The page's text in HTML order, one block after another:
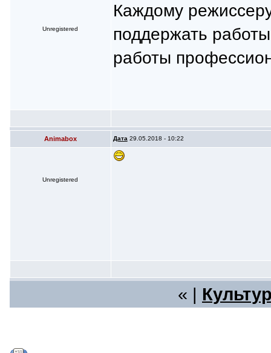
Unregistered
Каждому
поддержать
работы
Animabox Дата 29.05.2018 - 10:22
Unregistered
« |